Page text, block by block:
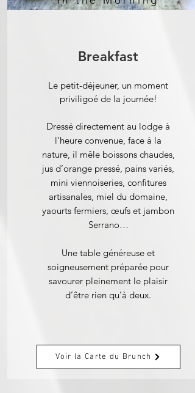
Breakfast
Le petit-déjeuner, un moment
priviligoé de la journée!
Dressé directement au lodge à
l'heure convenue, face à la
nature, il mêle boissons chaudes,
jus d’orange pressé, pains variés,
mini viennoiseries, confitures
artisanales, miel du domaine,
yaourts fermiers, œufs et jambon
Serrano…
Une table généreuse et
soigneusement préparée pour
savourer pleinement le plaisir
d’être rien qu’à deux.
Voir la Carte du Brunch